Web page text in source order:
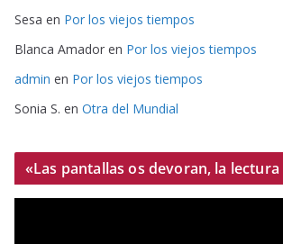
Sesa en Por los viejos tiempos
Blanca Amador en Por los viejos tiempos
admin en Por los viejos tiempos
Sonia S. en Otra del Mundial
«Las pantallas os devoran, la